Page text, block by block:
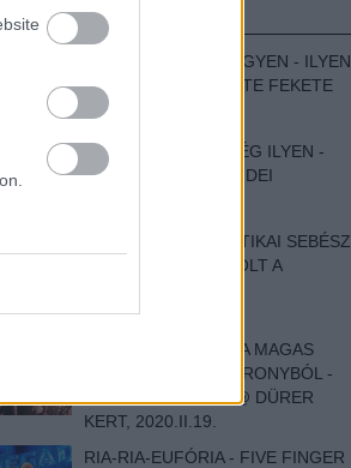
BESZÁMOLÓK
ZENÉS TÁBOR A HEGYEN - ILYEN
VOLT A VÍRUS SZÜLTE FEKETE
ZAJ FESZTIVÁL
SOHA NEM VOLT MÉG ILYEN -
BESZÁMOLÓNK AZ IDEI
EGY HALLÁSPLASZTIKAI SEBÉSZ
NAPLÓJA - ILYEN VOLT A
DOKUMENTUMFILM
MÉLY FÉRFIBÁNAT A MAGAS
ELEFÁNTCSONTTORONYBÓL -
LEPROUS, KLONE @ DÜRER
KERT, 2020.II.19.
RIA-RIA-EUFÓRIA - FIVE FINGER